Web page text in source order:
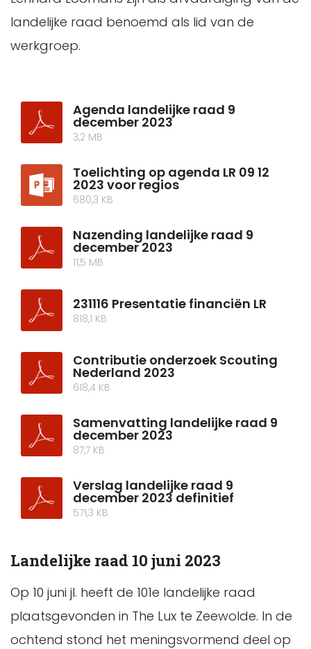
landelijke raad benoemd als lid van de
werkgroep.
Agenda landelijke raad 9
december 2023
3,2 MB
Toelichting op agenda LR 09 12
2023 voor regios
680,3 KB
Nazending landelijke raad 9
december 2023
11,5 MB
231116 Presentatie financiën LR
818,1 KB
Contributie onderzoek Scouting
Nederland 2023
618,4 KB
Samenvatting landelijke raad 9
december 2023
87,7 KB
Verslag landelijke raad 9
december 2023 definitief
571,3 KB
Landelijke raad 10 juni 2023
Op 10 juni jl. heeft de 101e landelijke raad
plaatsgevonden in The Lux te Zeewolde. In de
ochtend stond het meningsvormend deel op